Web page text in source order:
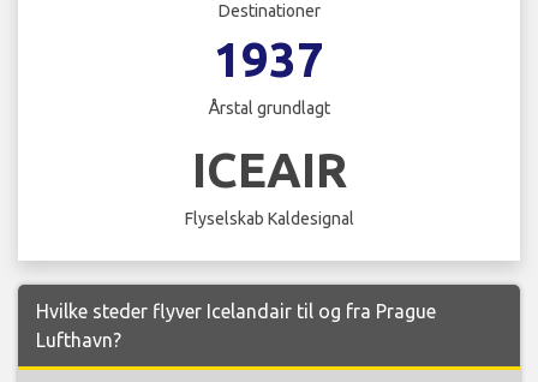
Destinationer
1937
Årstal grundlagt
ICEAIR
Flyselskab Kaldesignal
Hvilke steder flyver Icelandair til og fra Prague
Lufthavn?